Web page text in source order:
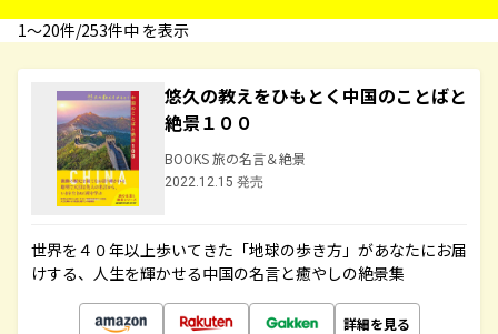
1〜20件/253件中 を表示
悠久の教えをひもとく中国のことばと
絶景１００
BOOKS 旅の名言＆絶景
2022.12.15 発売
世界を４０年以上歩いてきた「地球の歩き方」があなたにお届
けする、人生を輝かせる中国の名言と癒やしの絶景集
詳細を見る